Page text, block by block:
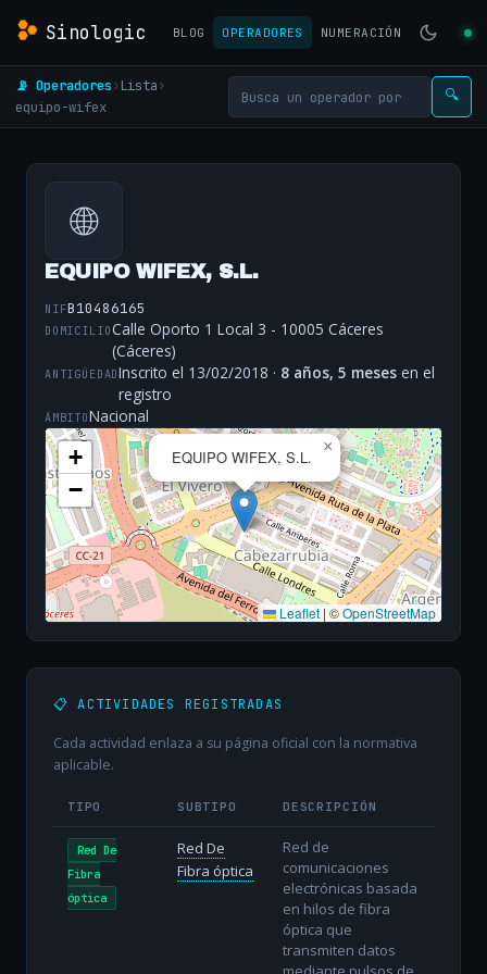
Sinologic BLOG OPERADORES NUMERACIÓN
📡 Operadores› Lista›
equipo-wifex
🔍
🌐
EQUIPO WIFEX, S.L.
NIFB10486165
DOMICILIOCalle Oporto 1 Local 3 - 10005 Cáceres
(Cáceres)
ANTIGÜEDADInscrito el 13/02/2018 · 8 años, 5 meses en el
registro
ÁMBITONacional
EQUIPO WIFEX, S.L.
×
+
−
Leaflet | ©OpenStreetMap
📋 ACTIVIDADES REGISTRADAS
Cada actividad enlaza a su página oficial con la normativa
aplicable.
TIPO SUBTIPO DESCRIPCIÓN
Red De
Fibra
óptica
Red De
Fibra óptica
Red de
comunicaciones
electrónicas basada
en hilos de fibra
óptica que
transmiten datos